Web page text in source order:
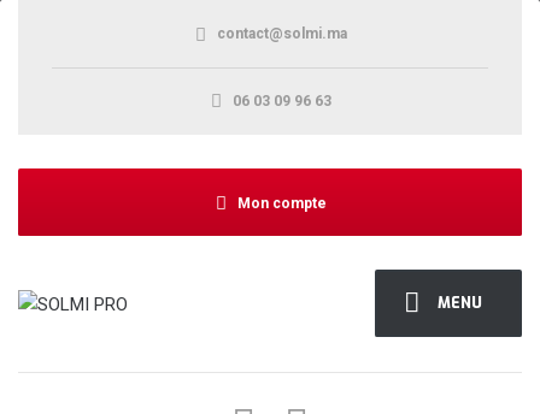
MENU
contact@solmi.ma
06 03 09 96 63
Mon compte